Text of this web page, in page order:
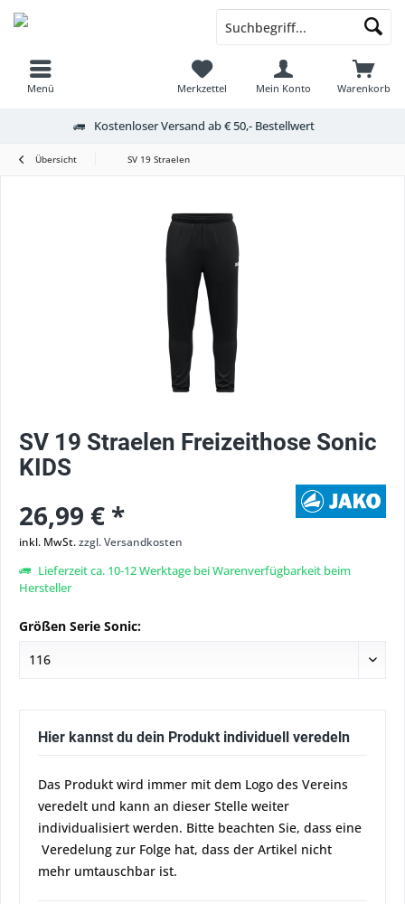
Menü Warenkorb
Merkzettel Mein Konto
Kostenloser Versand ab € 50,- Bestellwert
Übersicht SV 19 Straelen
SV 19 Straelen Freizeithose Sonic
KIDS
26,99 € *
inkl. MwSt.zzgl. Versandkosten
Lieferzeit ca. 10-12 Werktage bei Warenverfügbarkeit beim
Hersteller
Größen Serie Sonic:
Hier kannst du dein Produkt individuell veredeln
Das Produkt wird immer mit dem Logo des Vereins
veredelt und kann an dieser Stelle weiter
individualisiert werden. Bitte beachten Sie, dass eine
Veredelung zur Folge hat, dass der Artikel nicht
mehr umtauschbar ist.